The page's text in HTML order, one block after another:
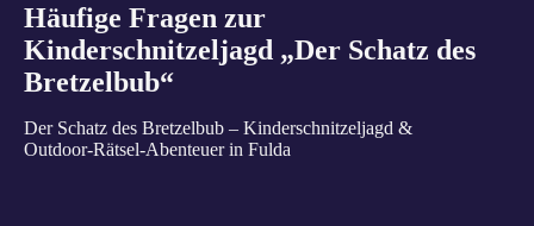
Häufige Fragen zur
Kinderschnitzeljagd „Der Schatz des
Bretzelbub“
Der Schatz des Bretzelbub – Kinderschnitzeljagd &
Outdoor‑Rätsel‑Abenteuer in Fulda